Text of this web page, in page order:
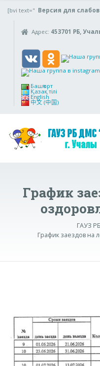
[bvi text=" Версия для
Адрес: 453701 РБ,
Башҡорт
Қазақ тілі
English
中文 (中国)
График
ГАУЗ
График заездов на